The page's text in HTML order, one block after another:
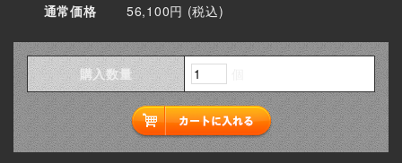
通常価格
56,100円 (税込)
購入数量